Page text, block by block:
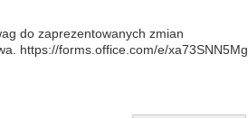
do zaprezentowanych zmian
https://forms.office.com/e/xa73SNN5Mg